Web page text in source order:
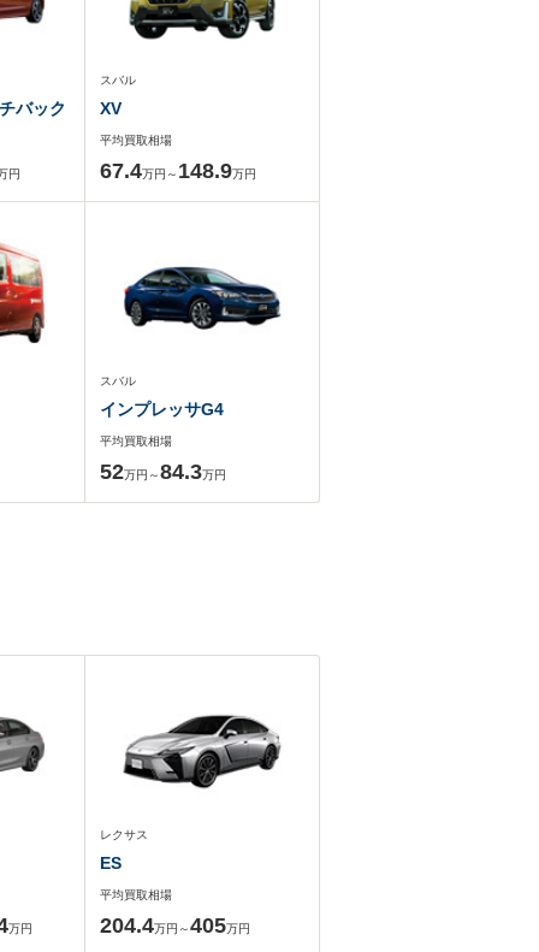
バック
円
スバル
XV
平均買取相場
67.4万円～ 148.9万円
スバル
インプレッサG4
平均買取相場
52万円～84.3万円
万円
レクサス
ES
平均買取相場
204.4万円～405万円